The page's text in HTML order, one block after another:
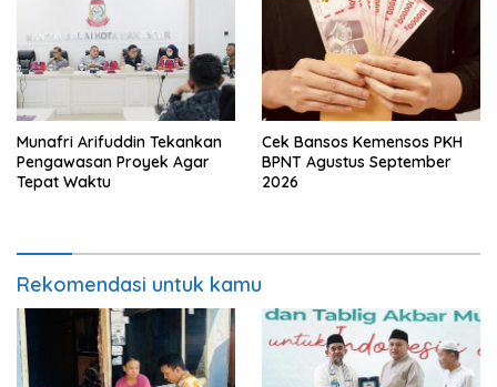
Munafri Arifuddin Tekankan
Pengawasan Proyek Agar
Tepat Waktu
Cek Bansos Kemensos PKH
BPNT Agustus September
2026
Rekomendasi untuk kamu